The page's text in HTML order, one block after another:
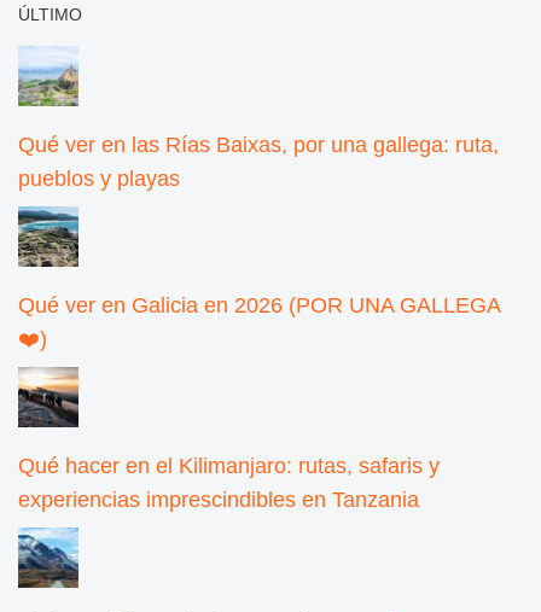
ÚLTIMO
Qué ver en las Rías Baixas, por una gallega: ruta,
pueblos y playas
Qué ver en Galicia en 2026 (POR UNA GALLEGA
❤️)
Qué hacer en el Kilimanjaro: rutas, safaris y
experiencias imprescindibles en Tanzania